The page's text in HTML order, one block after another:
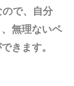
で、⾃分
無理ないペ
きます。